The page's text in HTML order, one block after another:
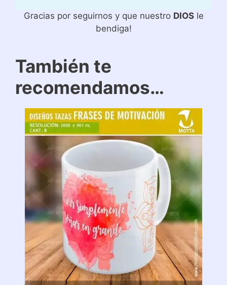
Gracias por seguirnos y que nuestro DIOSle
bendiga!
También te
recomendamos…